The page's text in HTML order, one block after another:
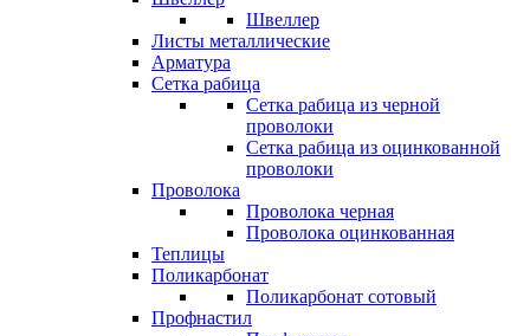
Швеллер
Листы металлические
Арматура
Сетка рабица
Сетка рабица из черной
проволоки
Сетка рабица из оцинкованной
проволоки
Проволока
Проволока черная
Проволока оцинкованная
Теплицы
Поликарбонат
Поликарбонат сотовый
Профнастил